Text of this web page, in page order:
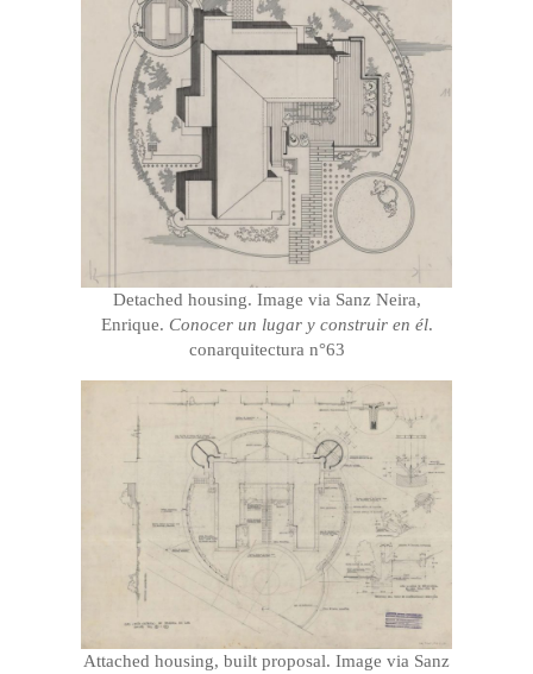
Detached housing. Image via Sanz Neira,
Enrique. Conocer un lugar y construir en él.
conarquitectura n°63
Attached housing, built proposal. Image via Sanz